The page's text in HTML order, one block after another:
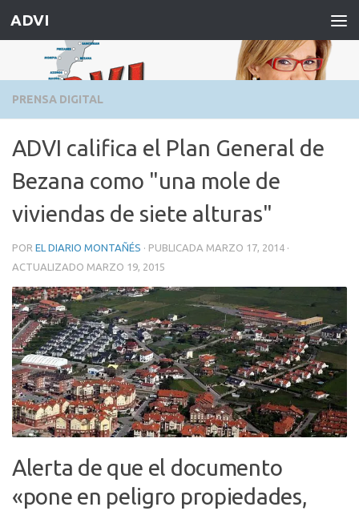
Saltar al contenido
ADVI
PRENSA DIGITAL
ADVI califica el Plan General de
Bezana como "una mole de
viviendas de siete alturas"
POR EL DIARIO MONTAÑÉS · PUBLICADA MARZO 17, 2014 ·
ACTUALIZADO MARZO 19, 2015
Alerta de que el documento
«pone en peligro propiedades,